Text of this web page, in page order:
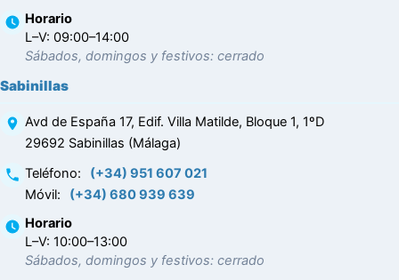
Horario
L–V: 09:00–14:00
Sábados, domingos y festivos: cerrado
Sabinillas
Avd de España 17, Edif. Villa Matilde, Bloque 1, 1ºD
29692 Sabinillas (Málaga)
Teléfono:
(+34) 951 607 021
Móvil:
(+34) 680 939 639
Horario
L–V: 10:00–13:00
Sábados, domingos y festivos: cerrado